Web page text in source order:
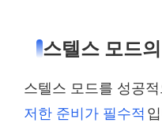
스텔스 모드
스텔스 모드를 성공
저한 준비가 필수적